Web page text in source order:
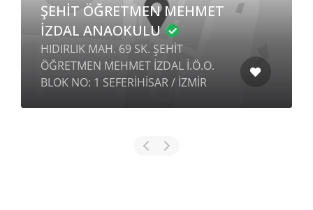
ŞEHİT ÖĞRETMEN MEHMET
İZDAL ANAOKULU
HIDIRLIK MAH. 69 SK. ŞEHİT
ÖĞRETMEN MEHMET İZDAL İ.Ö.O.
BLOK NO: 1 SEFERİHİSAR / İZMİR